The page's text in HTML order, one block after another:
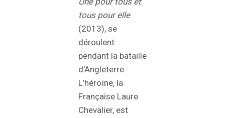
tous pour elle
(2013), se
déroulent
pendant la bataille
d’Angleterre.
L’héroïne, la
Française Laure
Chevalier, est